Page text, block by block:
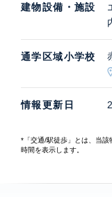
建物設備・施設
通学区域小学校
情報更新日
*「交通/駅徒歩」とは、当該
時間を表示します。